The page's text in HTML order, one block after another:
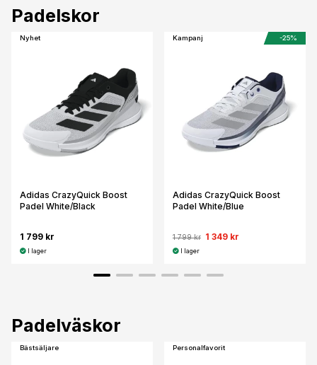
Padelskor
Nyhet
Adidas CrazyQuick Boost
Padel White/Black
1 799 kr
I lager
Kampanj -25%
Adidas CrazyQuick Boost
Padel White/Blue
1 799 kr 1 349 kr
I lager
Padelväskor
Bästsäljare Personalfavorit